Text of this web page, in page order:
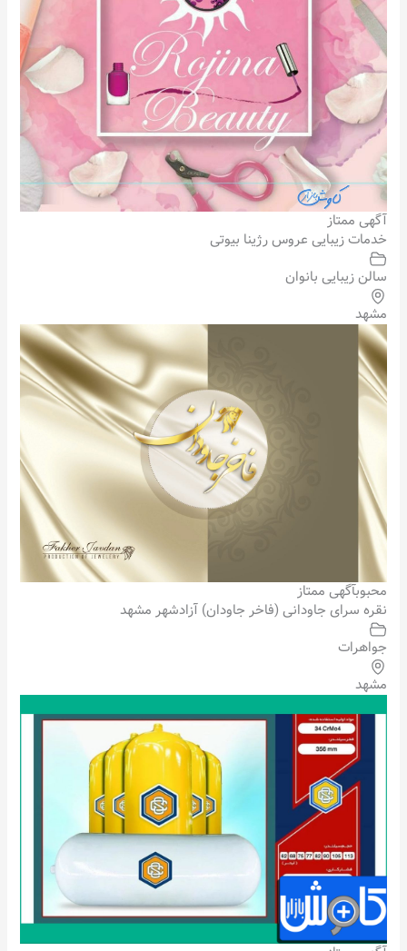
آگهی ممتاز
خدمات زیبایی عروس رژینا بیوتی
سالن زیبایی بانوان
مشهد
محبوبآگهی ممتاز
نقره سرای جاودانی (فاخر جاودان) آزادشهر مشهد
جواهرات
مشهد